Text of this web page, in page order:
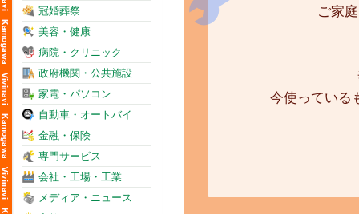
冠婚葬祭
美容・健康
病院・クリニック
政府機関・公共施設
家電・パソコン
自動車・オートバイ
金融・保険
専門サービス
会社・工場・工業
メディア・ニュース
ご家
今使っている